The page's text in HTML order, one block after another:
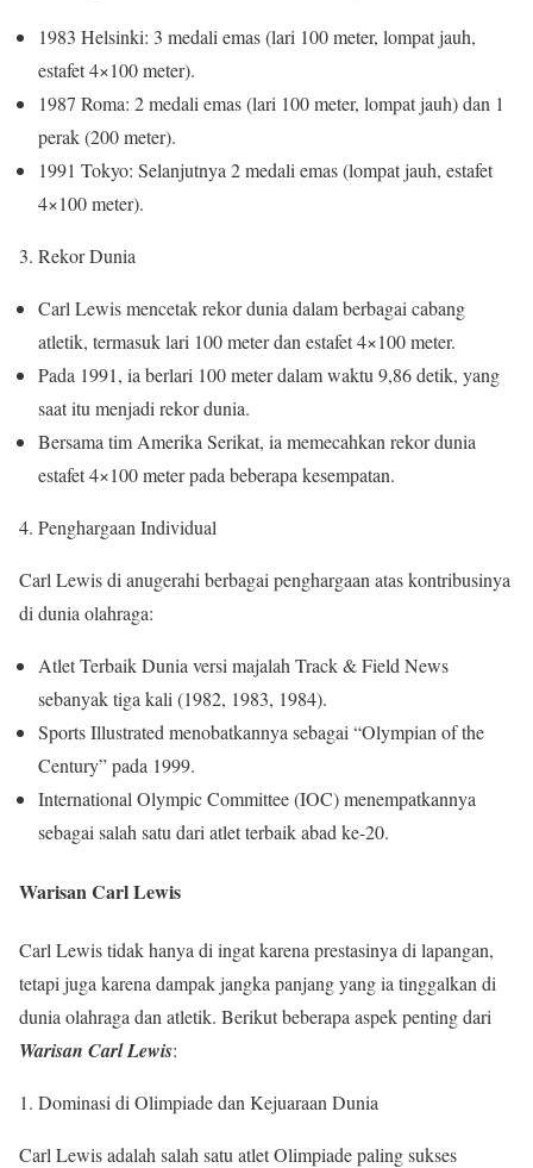
1983 Helsinki: 3 medali emas (lari 100 meter, lompat jauh,
estafet 4×100 meter).
1987 Roma: 2 medali emas (lari 100 meter, lompat jauh) dan 1
perak (200 meter).
1991 Tokyo: Selanjutnya 2 medali emas (lompat jauh, estafet
4×100 meter).
3. Rekor Dunia
Carl Lewis mencetak rekor dunia dalam berbagai cabang
atletik, termasuk lari 100 meter dan estafet 4×100 meter.
Pada 1991, ia berlari 100 meter dalam waktu 9,86 detik, yang
saat itu menjadi rekor dunia.
Bersama tim Amerika Serikat, ia memecahkan rekor dunia
estafet 4×100 meter pada beberapa kesempatan.
4. Penghargaan Individual
Carl Lewis di anugerahi berbagai penghargaan atas kontribusinya
di dunia olahraga:
Atlet Terbaik Dunia versi majalah Track & Field News
sebanyak tiga kali (1982, 1983, 1984).
Sports Illustrated menobatkannya sebagai “Olympian of the
Century” pada 1999.
International Olympic Committee (IOC) menempatkannya
sebagai salah satu dari atlet terbaik abad ke-20.
Warisan Carl Lewis
Carl Lewis tidak hanya di ingat karena prestasinya di lapangan,
tetapi juga karena dampak jangka panjang yang ia tinggalkan di
dunia olahraga dan atletik. Berikut beberapa aspek penting dari
Warisan Carl Lewis:
1. Dominasi di Olimpiade dan Kejuaraan Dunia
Carl Lewis adalah salah satu atlet Olimpiade paling sukses